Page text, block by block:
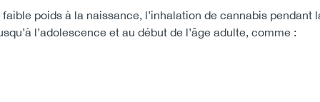
poids à la naissance, l’inhalation de cannabis pendant
l’adolescence et au début de l’âge adulte, comme :